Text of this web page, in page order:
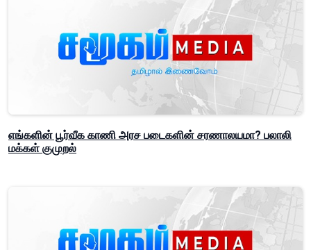
எங்களின் பூர்வீக காணி அரச படைகளின் சரணாலயமா? பலாலி
மக்கள் குமுறல்